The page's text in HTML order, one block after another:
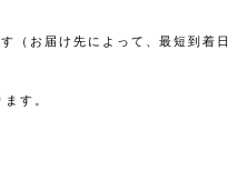
（お届け先によって、最短到着
す。